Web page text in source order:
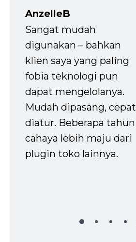
AnzelleB
Sangat mudah
digunakan – bahkan
klien saya yang paling
fobia teknologi pun
dapat mengelolanya.
Mudah dipasang, cepat
diatur. Beberapa tahun
cahaya lebih maju dari
plugin toko lainnya.